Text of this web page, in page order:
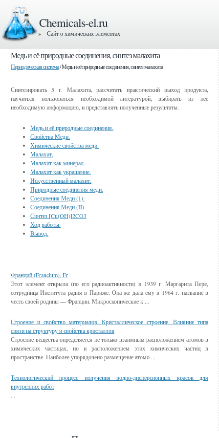
Chemicals-el.ru
» Сайт о химических элементах
Медь и её природные соединения, синтез малахита
Периодическая система/ Медь и её природные соединения, синтез малахита
Синтезировать 5 г. Малахита, рассчитать практический выход продукта,
научиться пользоваться необходимой литературой, выбирать из неё
необходимую информацию, и представлять полученные результаты.
Медь и её природные соединения.
Свойства Меди.
Химические свойства меди.
Малахит.
Малахит как минерал.
Малахит как украшение.
Искусственный малахит.
Природные соединения меди.
Соединения Меди (1):
Соединения Меди (II)
Синтез [Cu(OH)]2CO3
Ход работы.
Вывод.
Франций (Francium), Fr
Этот элемент открыла (по его радиоактивности) в 1939 г. Маргарита Пере,
сотрудница Института радия в Париже. Она же дала ему в 1964 г. название в
честь своей родины — Франции. Микроскопические к ...
Строение и свойство материалов. Кристаллическое строение. Влияние типа
связи на структуру и свойства кристаллов
Строение вещества определяется не только взаимным расположением атомов в
химических частицах, но и расположением этих химических частиц в
пространстве. Наиболее упорядочено размещение атомо ...
Технологический процесс получения водно-дисперсионных красок для
внутренних работ
...